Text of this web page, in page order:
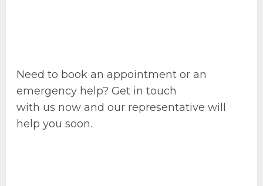
Need to book an appointment or an
emergency help? Get in touch
with us now and our representative will
help you soon.